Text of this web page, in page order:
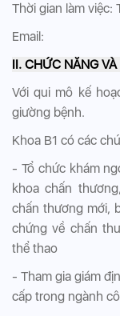
Thời gian làm
Email:
II. CHỨC NĂNG
Với qui mô kế
giường bệnh.
Khoa B1 có các
- Tổ chức khám
khoa chấn
chấn thương mới,
chứng về chấn
thể thao
- Tham gia giám
cấp trong ngành